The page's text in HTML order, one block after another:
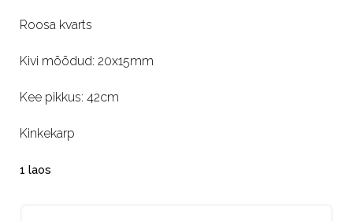
Roosa kvarts
Kivi mõõdud: 20x15mm
Kee pikkus: 42cm
Kinkekarp
1 laos